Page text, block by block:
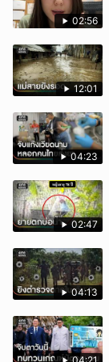
02:56
12:01
04:23
02:47
04:13